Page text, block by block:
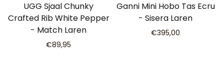
UGG Sjaal Chunky
Crafted Rib White Pepper
- Match Laren
€89,95
Ganni Mini Hobo Tas Ecru
- Sisera Laren
€395,00